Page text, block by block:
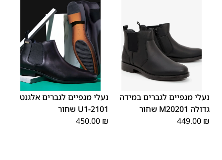
נעלי מגפיים לגברים במידה
גדולה M20201 שחור
449.00 ₪
39
42
43
44
45
46
נעלי מגפיים לגברים אלגנט
2101-U1 שחור
450.00 ₪